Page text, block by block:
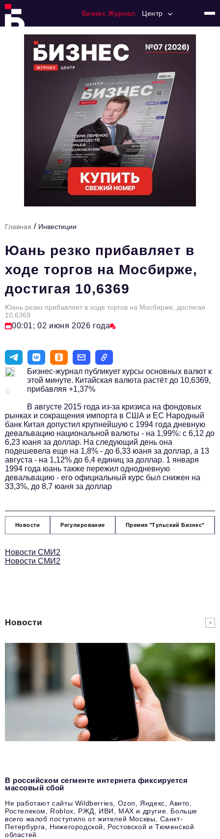
Бизнес Журнал: Центр
Регулирование
Премия "Тульский Бизнес"
История тульского предпринимательства
Тема номера
HR
Персона номера
Инфраструктура развития
Технологии и тренды
Импортозамещение
Мероприятия
Видео
Телефон редакции:+7 495 727-01-67
Электронные почты редакции:
Информационный отдел
info@business-magazine.online
reklama@business-magazine.online
Отдел распространения/редакционная подписка
podpiska@business-magazine.online
Отдел по работе с партнерами
partner@business-magazine.online
Главная / Инвестиции
Юань резко прибавляет в
ходе торгов на Мосбирже,
достигая 10,6369
Юань резко прибавляет в ходе торгов на Мосбирже, достигая
10,6369
00:01; 02 июня 2026 года
©
Бизнес-журнал публикует курсы основных валют к
этой минуте. Китайская валюта растёт до 10,6369,
прибавляя +1,37%
В августе 2015 года из-за кризиса на фондовых
рынках и сокращения импорта в США и ЕС Народный
банк Китая допустил крупнейшую с 1994 года дневную
девальвацию национальной валюты - на 1,99%: с 6,12 до
6,23 юаня за доллар. На следующий день она
подешевела еще на 1,8% - до 6,33 юаня за доллар, а 13
августа - на 1,12% до 6,4 единиц за доллар. 1 января
1994 года юань также пережил однодневную
девальвацию - его официальный курс был снижен на
33,3%, до 8,7 юаня за доллар
Новости Регулирование Премия "Тульский Бизнес"
Новости СМИ2
Новости СМИ2
Новости
В российском сегменте интернета фиксируется
массовый сбой
Не работают сайты Wildberries, Ozon, Яндекс, Авито,
Ростелеком, Roblox, РЖД, ИВИ, MAX и другие. Больше
всего жалоб поступило от жителей Москвы, Санкт-
Петербурга, Нижегородской, Ростовской и Тюменской
областей.